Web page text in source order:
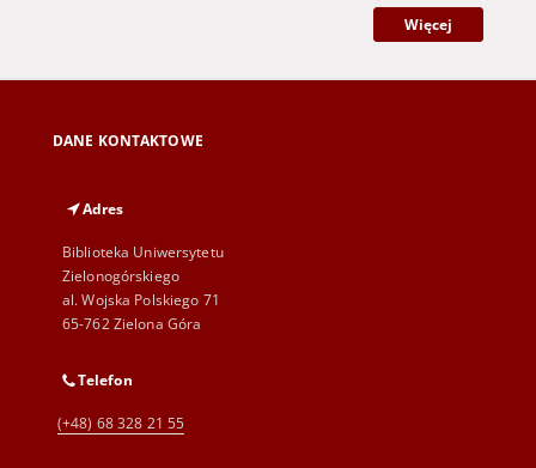
Więcej
DANE KONTAKTOWE
Adres
Biblioteka Uniwersytetu
Zielonogórskiego
al. Wojska Polskiego 71
65-762 Zielona Góra
Telefon
(+48) 68 328 21 55